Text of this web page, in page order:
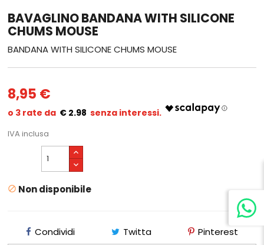
BAVAGLINO BANDANA WITH SILICONE
CHUMS MOUSE
BANDANA WITH SILICONE CHUMS MOUSE
8,95 €
€ 2.98
IVA inclusa
 Non disponibile
Condividi Twitta Pinterest